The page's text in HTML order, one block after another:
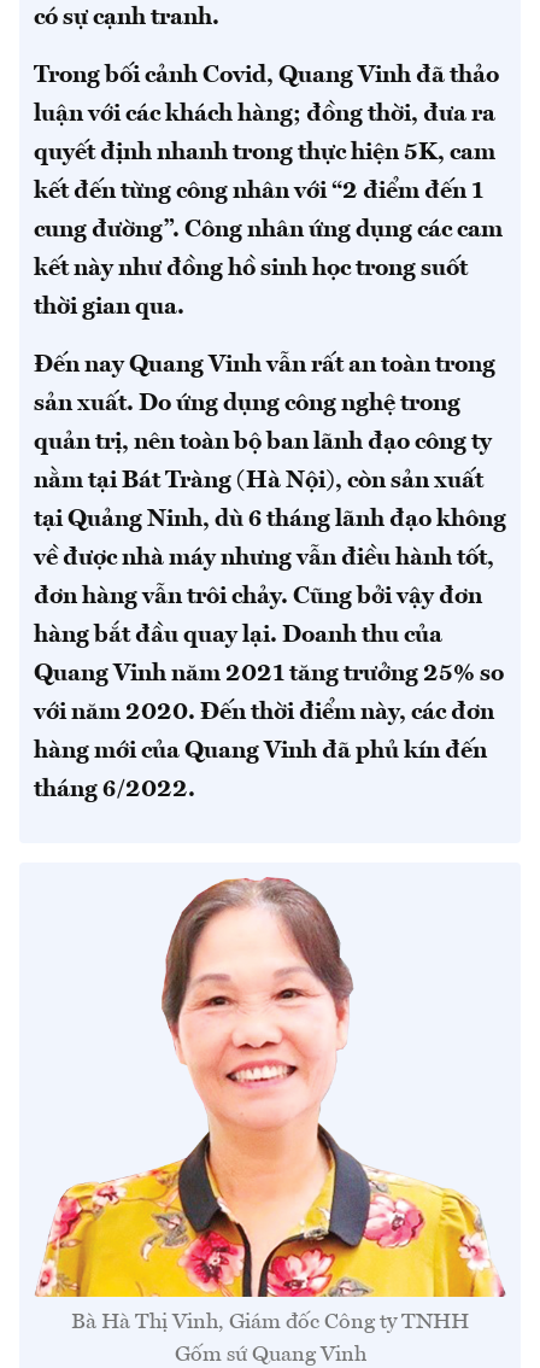
có sự cạnh tranh.
Trong bối cảnh Covid, Quang Vinh đã thảo
luận với các khách hàng; đồng thời, đưa ra
quyết định nhanh trong thực hiện 5K, cam
kết đến từng công nhân với “2 điểm đến 1
cung đường”. Công nhân ứng dụng các cam
kết này như đồng hồ sinh học trong suốt
thời gian qua.
Đến nay Quang Vinh vẫn rất an toàn trong
sản xuất. Do ứng dụng công nghệ trong
quản trị, nên toàn bộ ban lãnh đạo công ty
nằm tại Bát Tràng (Hà Nội), còn sản xuất
tại Quảng Ninh, dù 6 tháng lãnh đạo không
về được nhà máy nhưng vẫn điều hành tốt,
đơn hàng vẫn trôi chảy. Cũng bởi vậy đơn
hàng bắt đầu quay lại. Doanh thu của
Quang Vinh năm 2021 tăng trưởng 25% so
với năm 2020. Đến thời điểm này, các đơn
hàng mới của Quang Vinh đã phủ kín đến
tháng 6/2022.
Bà Hà Thị Vinh, Giám đốc Công ty TNHH
Gốm sứ Quang Vinh